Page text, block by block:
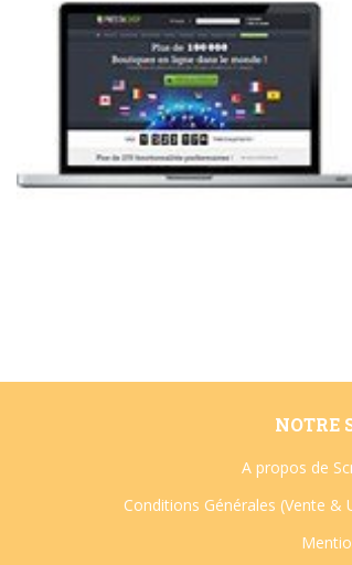
NOTRE
A propos de
Conditions Générales (Vente &